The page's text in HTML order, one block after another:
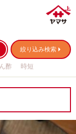
絞り込み検索
酢
時短